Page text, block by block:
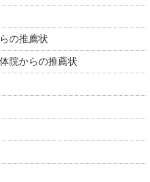
の推薦状
院からの推薦状